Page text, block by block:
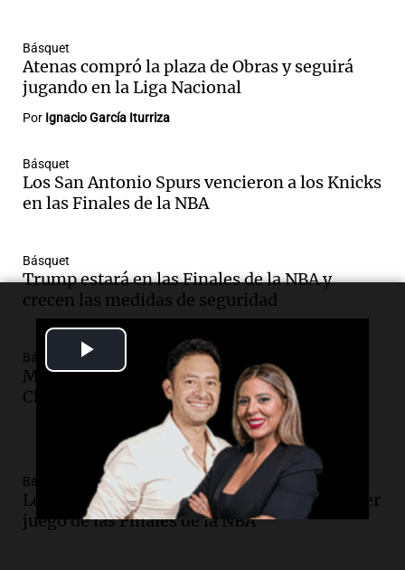
Video
Básquet
Atenas compró la plaza de Obras y seguirá
jugando en la Liga Nacional
Por Ignacio García Iturriza
Básquet
Los San Antonio Spurs vencieron a los Knicks
en las Finales de la NBA
Básquet
Trump estará en las Finales de la NBA y
crecen las medidas de seguridad
Básquet
Murió Stacey King, tres veces campeón con
Chicago Bulls y exjugador de Atenas
Básquet
Los Knicks vencieron a los Spurs en el primer
juego de las Finales de la NBA